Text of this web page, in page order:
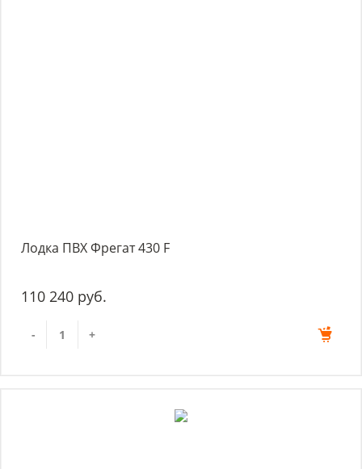
Лодка ПВХ Фрегат 430 F
110 240 руб.
- +